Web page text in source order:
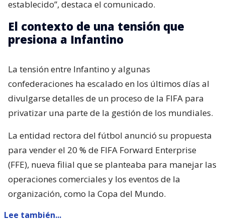
establecido”, destaca el comunicado.
El contexto de una tensión que
presiona a Infantino
La tensión entre Infantino y algunas
confederaciones ha escalado en los últimos días al
divulgarse detalles de un proceso de la FIFA para
privatizar una parte de la gestión de los mundiales.
La entidad rectora del fútbol anunció su propuesta
para vender el 20 % de FIFA Forward Enterprise
(FFE), nueva filial que se planteaba para manejar las
operaciones comerciales y los eventos de la
organización, como la Copa del Mundo.
Lee también...